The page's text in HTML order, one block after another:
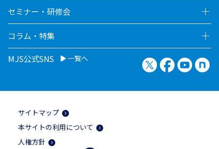
セミナー・研修会
コラム・特集
MJS公式SNS
一覧へ X（旧Twitter）
Facebook
サイトマップ
本サイトの利用について
人権方針